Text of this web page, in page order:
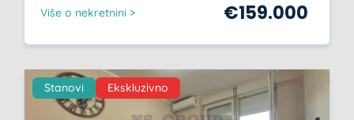
Više o nekretnini > €159.000
Stanovi Ekskluzivno